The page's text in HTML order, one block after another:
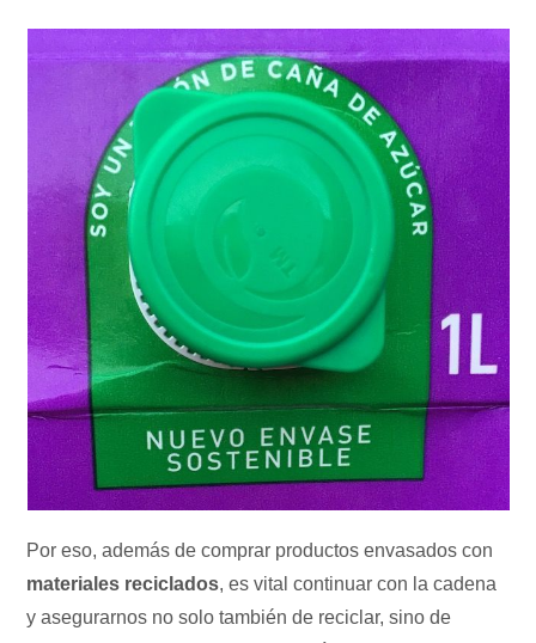
Por eso, además de comprar productos envasados con
materiales reciclados, es vital continuar con la cadena
y asegurarnos no solo también de reciclar, sino de